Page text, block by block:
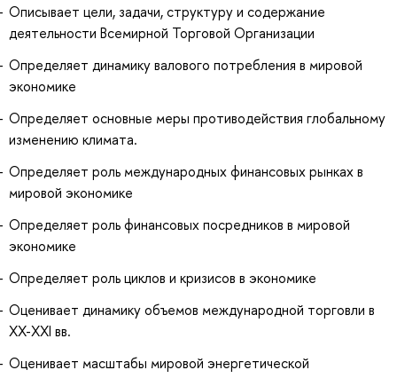
Описывает цели, задачи, структуру и содержание
деятельности Всемирной Торговой Организации
Определяет динамику валового потребления в мировой
экономике
Определяет основные меры противодействия глобальному
изменению климата.
Определяет роль международных финансовых рынках в
мировой экономике
Определяет роль финансовых посредников в мировой
экономике
Определяет роль циклов и кризисов в экономике
Оценивает динамику объемов международной торговли в
XX-XXI вв.
Оценивает масштабы мировой энергетической